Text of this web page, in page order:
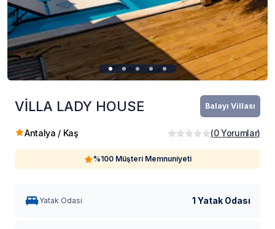
VİLLA LADY HOUSE Balayı Villası
Antalya / Kaş (0 Yorumlar)
%100 Müşteri Memnuniyeti
Yatak Odası 1 Yatak Odası